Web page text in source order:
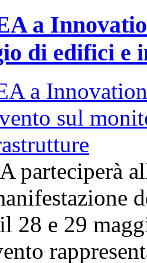
a
di edifici e
parteciperà
28 e 29